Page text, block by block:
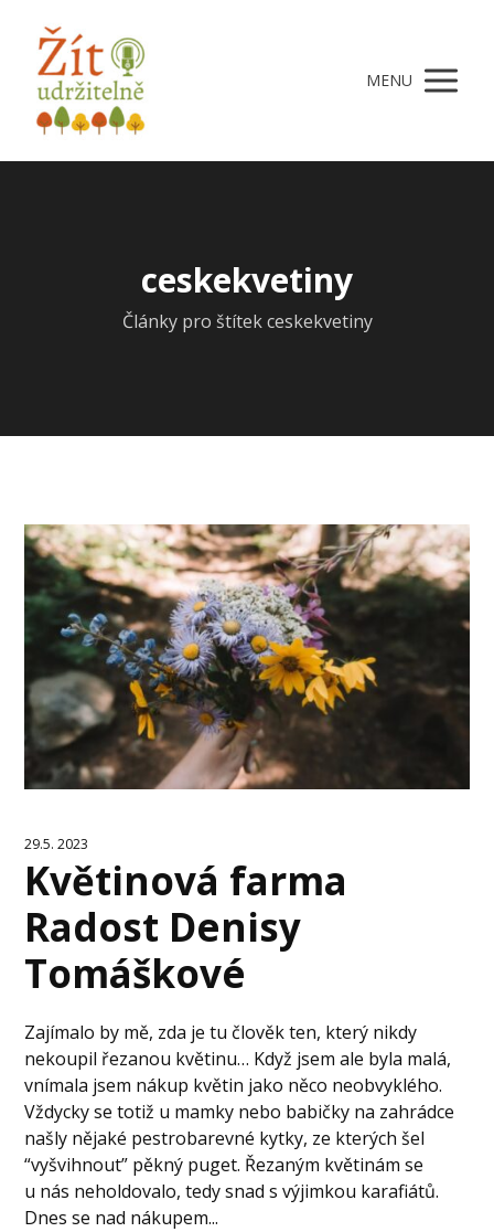
MENU
ceskekvetiny
Články pro štítek ceskekvetiny
29.5. 2023
Květinová farma
Radost Denisy
Tomáškové
Zajímalo by mě, zda je tu člověk ten, který nikdy
nekoupil řezanou květinu… Když jsem ale byla malá,
vnímala jsem nákup květin jako něco neobvyklého.
Vždycky se totiž u mamky nebo babičky na zahrádce
našly nějaké pestrobarevné kytky, ze kterých šel
“vyšvihnout” pěkný puget. Řezaným květinám se
u nás neholdovalo, tedy snad s výjimkou karafiátů.
Dnes se nad nákupem...